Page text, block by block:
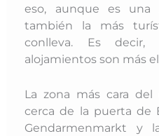
eso, aunque es una
también la más
conlleva. Es
alojamientos son más
La zona más cara
cerca de la puerta de
Gendarmenmarkt y